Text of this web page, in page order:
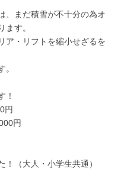
、まだ積雪が不十分の為オ
ます。
ア・リフトを縮小せざるを
！
円
円
（大人・小学生共通）